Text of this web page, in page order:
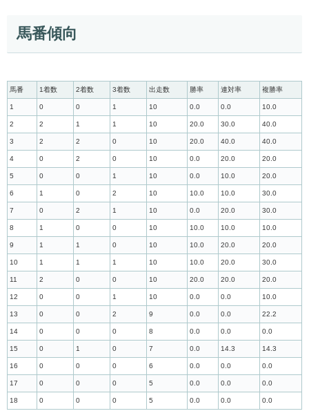
馬番傾向
馬番 1着数 2着数 3着数 出走数 勝率 連対率 複勝率
1 0 0 1 10 0.0 0.0 10.0
2 2 1 1 10 20.0 30.0 40.0
3 2 2 0 10 20.0 40.0 40.0
4 0 2 0 10 0.0 20.0 20.0
5 0 0 1 10 0.0 10.0 20.0
6 1 0 2 10 10.0 10.0 30.0
7 0 2 1 10 0.0 20.0 30.0
8 1 0 0 10 10.0 10.0 10.0
9 1 1 0 10 10.0 20.0 20.0
10 1 1 1 10 10.0 20.0 30.0
11 2 0 0 10 20.0 20.0 20.0
12 0 0 1 10 0.0 0.0 10.0
13 0 0 2 9 0.0 0.0 22.2
14 0 0 0 8 0.0 0.0 0.0
15 0 1 0 7 0.0 14.3 14.3
16 0 0 0 6 0.0 0.0 0.0
17 0 0 0 5 0.0 0.0 0.0
18 0 0 0 5 0.0 0.0 0.0